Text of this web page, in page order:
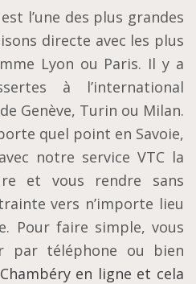
l’une des plus grandes
directe avec les plus
Lyon ou Paris. Il y a
à l’international
Genève, Turin ou Milan.
quel point en Savoie,
notre service VTC la
et vous rendre sans
vers n’importe lieu
Pour faire simple, vous
par téléphone ou bien
en ligne et cela